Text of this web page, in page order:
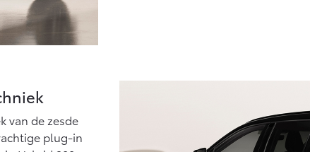
van de zesde
plug-in